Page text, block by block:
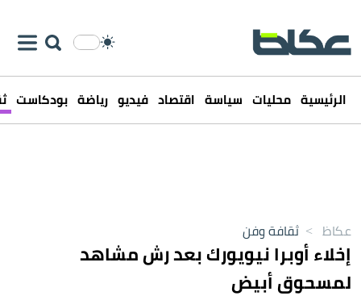
الرئيسية محليات سياسة اقتصاد فيديو رياضة بودكاست
عكاظ > ثقافة وفن
إخلاء أوبرا نيويورك بعد رش مشاهد
لمسحوق أبيض